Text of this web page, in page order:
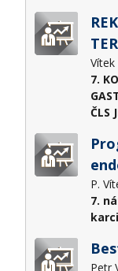
Vítek
7.
ČLS
P.
7.
Petr